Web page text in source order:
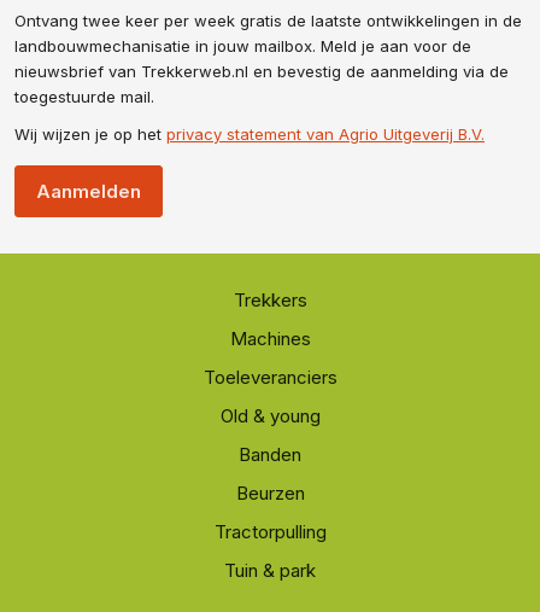
Ontvang twee keer per week gratis de laatste ontwikkelingen in de
landbouwmechanisatie in jouw mailbox. Meld je aan voor de
nieuwsbrief van Trekkerweb.nl en bevestig de aanmelding via de
toegestuurde mail.
Wij wijzen je op het privacy statement van Agrio Uitgeverij B.V.
Aanmelden
Trekkers
Machines
Toeleveranciers
Old & young
Banden
Beurzen
Tractorpulling
Tuin & park